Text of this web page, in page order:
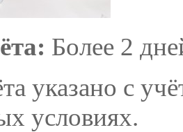
Более 2
указано с
условиях.